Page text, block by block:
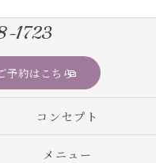
1723
予約はこちら
コンセプト
メニュー